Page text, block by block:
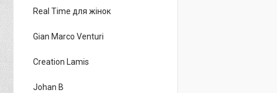
Real Time для жінок
Gian Marco Venturi
Creation Lamis
Johan B